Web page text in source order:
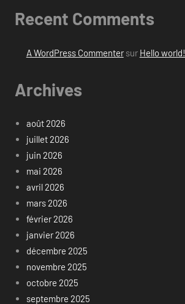
Recent Comments
A WordPress Commentersur Hello world!
Archives
août 2026
juillet 2026
juin 2026
mai 2026
avril 2026
mars 2026
février 2026
janvier 2026
décembre 2025
novembre 2025
octobre 2025
septembre 2025